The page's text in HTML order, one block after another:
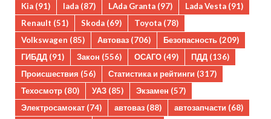
Kia (91) lada (87) LAda Granta (97) Lada Vesta (91)
Renault (51) Skoda (69) Toyota (78)
Volkswagen (85) Автоваз (706) Безопасность (209)
ГИБДД (91) Закон (556) ОСАГО (49) ПДД (136)
Происшествия (56) Статистика и рейтинги (317)
Техосмотр (80) УАЗ (85) Экзамен (57)
Электросамокат (74) автоваз (88) автозапчасти (68)